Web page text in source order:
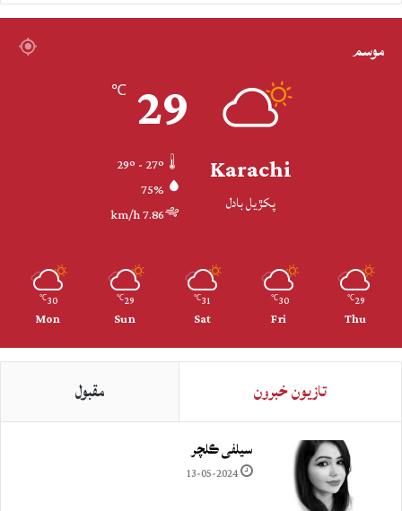
موسم
Karachi
پکڙيل بادل
29
℃
75%
7.86 km/h
29
℃
Thu
30
℃
Fri
31
℃
Sat
29
℃
Sun
30
℃
Mon
تازيون خبرون مقبول
سيلفي ڪلچر
13-05-2024